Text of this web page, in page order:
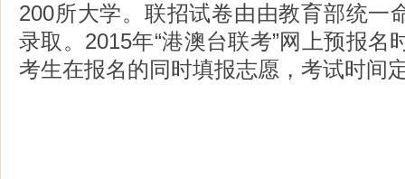
200所大学。联招试卷由由教育部统一
录取。2015年“港澳台联考”网上预报名
考生在报名的同时填报志愿，考试时间